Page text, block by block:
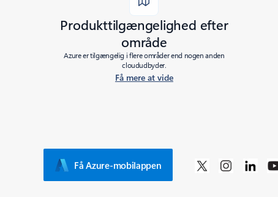
Produkttilgængelighed efter
område
Azure er tilgængelig i flere områder end nogen anden
cloududbyder.
Få mere at vide
Få Azure-mobilappen